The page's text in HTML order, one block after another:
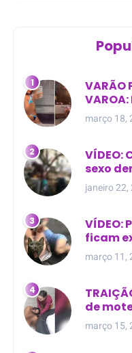
VARÃO
março 18,
sexo
cima
janeiro 22,
VÍDEO:
ficam
março 11,
de
com
março 15,